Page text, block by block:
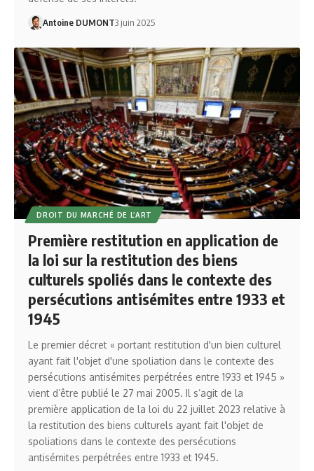
Antoine DUMONT3 juin 2025
DROIT DU MARCHÉ DE L’ART
Première restitution en application de
la loi sur la restitution des biens
culturels spoliés dans le contexte des
persécutions antisémites entre 1933 et
1945
Le premier décret « portant restitution d'un bien culturel
ayant fait l'objet d'une spoliation dans le contexte des
persécutions antisémites perpétrées entre 1933 et 1945 »
vient d’être publié le 27 mai 2005. Il s’agit de la
première application de la loi du 22 juillet 2023 relative à
la restitution des biens culturels ayant fait l'objet de
spoliations dans le contexte des persécutions
antisémites perpétrées entre 1933 et 1945.